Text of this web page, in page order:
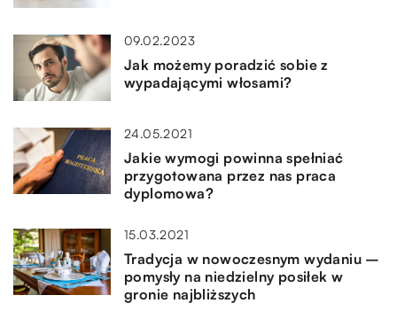
09.02.2023
Jak możemy poradzić sobie z
wypadającymi włosami?
24.05.2021
Jakie wymogi powinna spełniać
przygotowana przez nas praca
dyplomowa?
15.03.2021
Tradycja w nowoczesnym wydaniu –
pomysły na niedzielny posiłek w
gronie najbliższych